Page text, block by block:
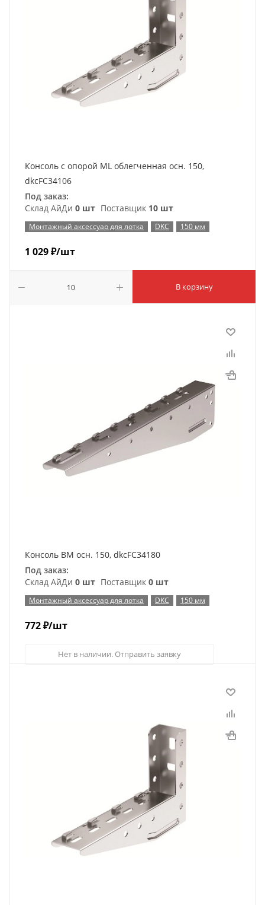
Консоль с опорой ML облегченная осн. 150,
dkcFC34106
Под заказ:
Склад АйДи 0 шт Поставщик 10 шт
Монтажный аксессуар для лотка DKC 150 мм
1 029₽/шт
В корзину
Консоль ВМ осн. 150, dkcFC34180
Под заказ:
Склад АйДи 0 шт Поставщик 0 шт
Монтажный аксессуар для лотка DKC 150 мм
772₽/шт
Нет в наличии. Отправить заявку